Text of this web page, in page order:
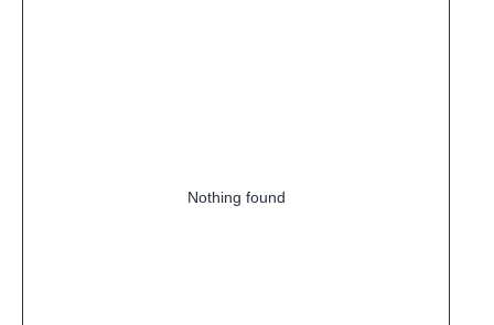
Nothing found